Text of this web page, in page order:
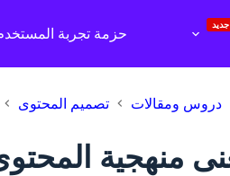
جديد
حزمة تجربة
دروس ومقالات تصميم المحتوى
منهجية